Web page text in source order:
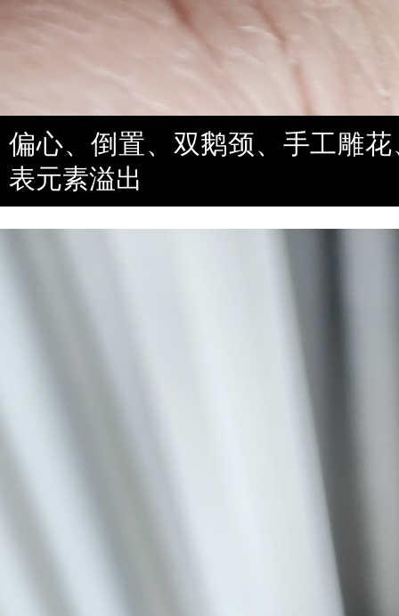
偏心、倒置、双鹅颈、手工雕
表元素溢出